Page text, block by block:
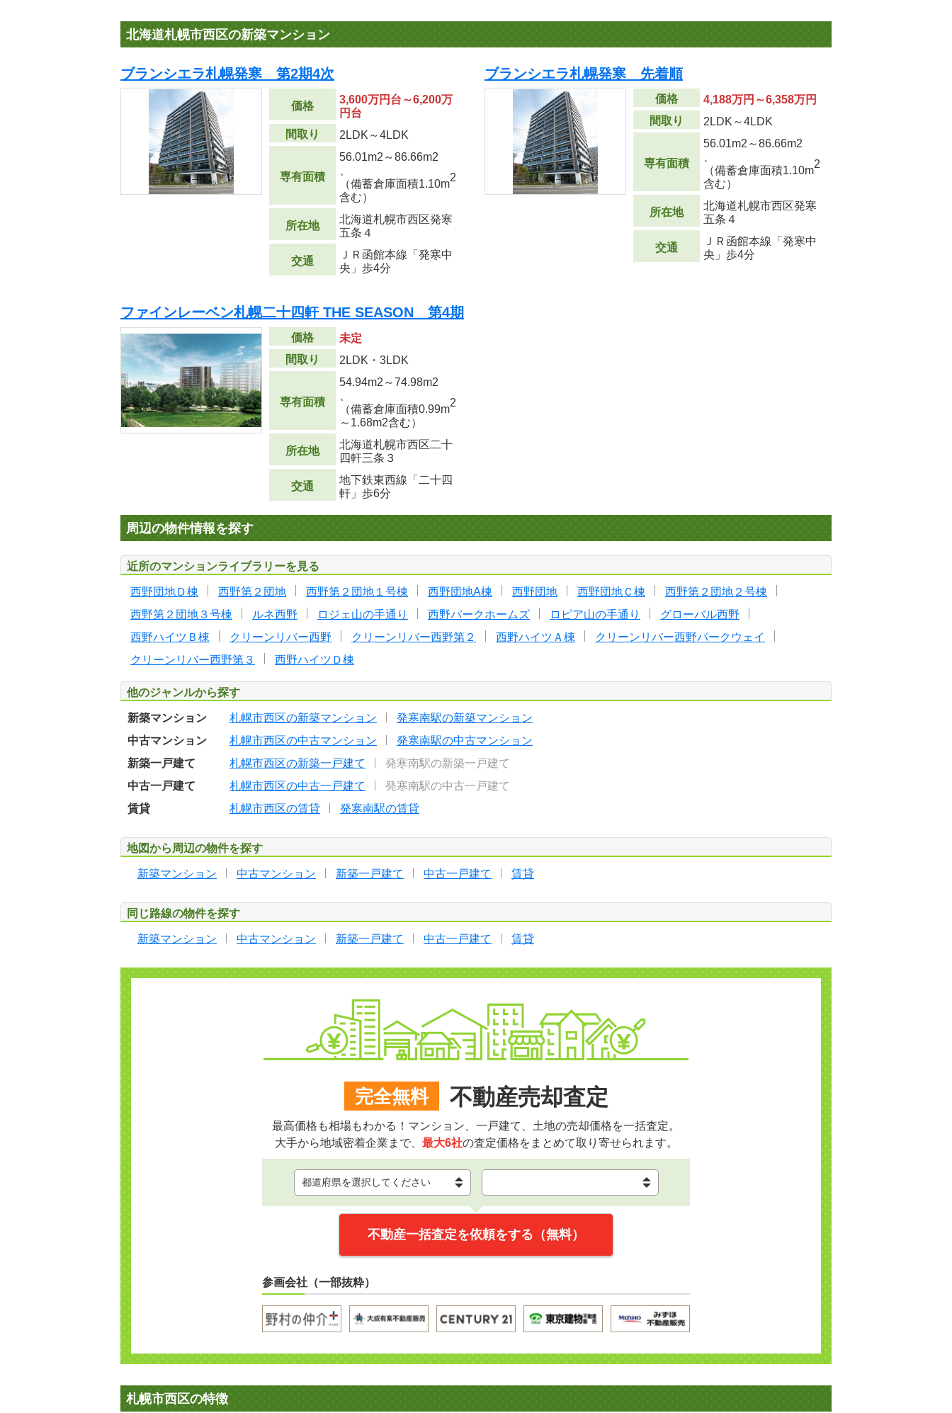
北海道札幌市西区の新築マンション
ブランシエラ札幌発寒 第2期4次
価格
3,600万円台～6,200万
円台
間取り
2LDK～4LDK
専有面積
56.01m2 ～86.66m2
（備蓄倉庫面積1.10m
2
含む）
所在地
北海道札幌市西区発寒
五条４
交通
ＪＲ函館本線「発寒中
央」歩4分
ブランシエラ札幌発寒 先着順
価格
4,188万円～6,358万円
間取り
2LDK～4LDK
専有面積
56.01m2 ～86.66m2
（備蓄倉庫面積1.10m
2
含む）
所在地
北海道札幌市西区発寒
五条４
交通
ＪＲ函館本線「発寒中
央」歩4分
ファインレーベン札幌二十四軒 THE SEASON 第4期
価格
未定
間取り
2LDK・3LDK
専有面積
54.94m2 ～74.98m2
（備蓄倉庫面積0.99m
2
～1.68m2含む）
所在地
北海道札幌市西区二十
四軒三条３
交通
地下鉄東西線「二十四
軒」歩6分
周辺の物件情報を探す
近所のマンションライブラリーを見る
西野団地Ｄ棟 西野第２団地 西野第２団地１号棟 西野団地A棟 西野団地 西野団地Ｃ棟
西野第２団地２号棟
西野第２団地３号棟
ルネ西野 ロジェ山の手通り 西野パークホームズ ロピア山の手通り
グローバル西野
西野ハイツＢ棟
クリーンリバー西野 クリーンリバー西野第２ 西野ハイツＡ棟
クリーンリバー西野パークウェイ
クリーンリバー西野第３
西野ハイツＤ棟
他のジャンルから探す
新築マンション 札幌市西区の新築マンション
発寒南駅の新築マンション
中古マンション
札幌市西区の中古マンション
発寒南駅の中古マンション
新築一戸建て
札幌市西区の新築一戸建て
発寒南駅の新築一戸建て
中古一戸建て
札幌市西区の中古一戸建て
発寒南駅の中古一戸建て
賃貸
札幌市西区の賃貸 発寒南駅の賃貸
地図から周辺の物件を探す
新築マンション 中古マンション 新築一戸建て 中古一戸建て 賃貸
同じ路線の物件を探す
新築マンション 中古マンション 新築一戸建て 中古一戸建て 賃貸
完全無料 不動産売却査定
最高価格も相場もわかる！マンション、一戸建て、土地の売却価格を一括査定。
大手から地域密着企業まで、 最大6社の査定価格をまとめて取り寄せられます。
不動産一括査定を依頼をする（無料）
参画会社（一部抜粋）
札幌市西区の特徴